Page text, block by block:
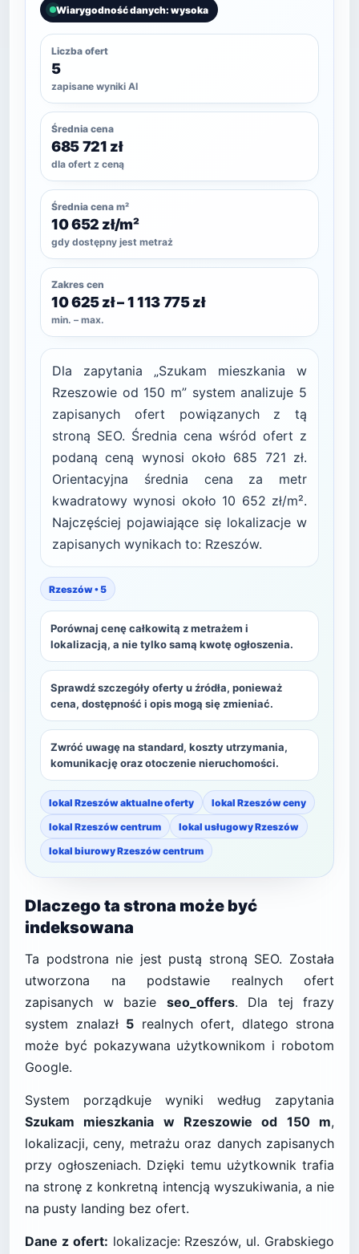
Wiarygodność danych: wysoka
Liczba ofert
5
zapisane wyniki AI
Średnia cena
685 721 zł
dla ofert z ceną
Średnia cena m²
10 652 zł/m²
gdy dostępny jest metraż
Zakres cen
10 625 zł – 1 113 775 zł
min. – max.
Dla zapytania „Szukam mieszkania w
Rzeszowie od 150 m” system analizuje 5
zapisanych ofert powiązanych z tą
stroną SEO. Średnia cena wśród ofert z
podaną ceną wynosi około 685 721 zł.
Orientacyjna średnia cena za metr
kwadratowy wynosi około 10 652 zł/m².
Najczęściej pojawiające się lokalizacje w
zapisanych wynikach to: Rzeszów.
Rzeszów • 5
Porównaj cenę całkowitą z metrażem i
lokalizacją, a nie tylko samą kwotę ogłoszenia.
Sprawdź szczegóły oferty u źródła, ponieważ
cena, dostępność i opis mogą się zmieniać.
Zwróć uwagę na standard, koszty utrzymania,
komunikację oraz otoczenie nieruchomości.
lokal Rzeszów aktualne oferty
lokal Rzeszów ceny
lokal Rzeszów centrum
lokal usługowy Rzeszów
lokal biurowy Rzeszów centrum
Dlaczego ta strona może być
indeksowana
Ta podstrona nie jest pustą stroną SEO. Została
utworzona na podstawie realnych ofert
zapisanych w bazie seo_offers. Dla tej frazy
system znalazł 5 realnych ofert, dlatego strona
może być pokazywana użytkownikom i robotom
Google.
System porządkuje wyniki według zapytania
Szukam mieszkania w Rzeszowie od 150 m,
lokalizacji, ceny, metrażu oraz danych zapisanych
przy ogłoszeniach. Dzięki temu użytkownik trafia
na stronę z konkretną intencją wyszukiwania, a nie
na pusty landing bez ofert.
Dane z ofert: lokalizacje: Rzeszów, ul. Grabskiego